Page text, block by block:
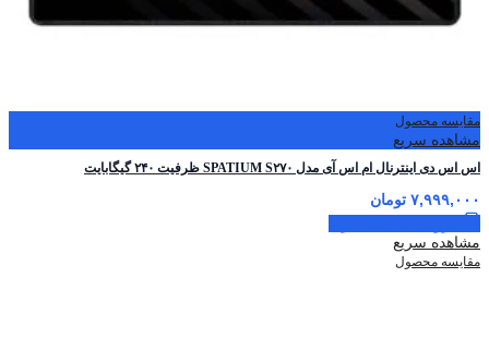
مقایسه محصول
مشاهده سریع
اس اس دی اینترنال ام اس آی مدل SPATIUM S۲۷۰ ظرفیت ۲۴۰ گیگابایت
۷,۹۹۹,۰۰۰ تومان
مشاهده سریع
مقایسه محصول